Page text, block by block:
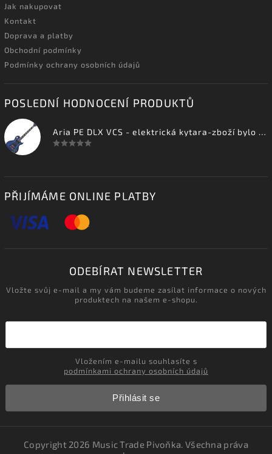
Jak nakupovat
Kontakt
Doprava a platby
Obchodní podmínky
Podmínky ochrany osobních údajů
POSLEDNÍ HODNOCENÍ PRODUKTŮ
Aria PE DLX VCS - elektrická kytara-zboží bylo vystaveno na prodejně
PŘIJÍMÁME ONLINE PLATBY
ODEBÍRAT NEWSLETTER
Vložte svůj e-mail a my vám budeme zasílat informace o nových
produktech na našem e-shopu.
podmínkami ochrany osobních údajů
Přihlásit se
Copyright 2026 Music Trade Pivoňka. Všechna práva